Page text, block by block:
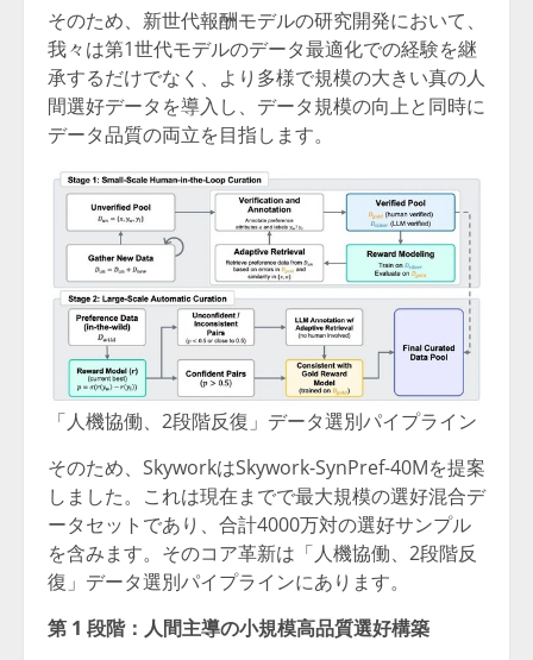
そのため、新世代報酬モデルの研究開発において、
我々は第1世代モデルのデータ最適化での経験を継
承するだけでなく、より多様で規模の大きい真の人
間選好データを導入し、データ規模の向上と同時に
データ品質の両立を目指します。
「人機協働、2段階反復」データ選別パイプライン
そのため、SkyworkはSkywork-SynPref-40Mを提案
しました。これは現在までで最大規模の選好混合デ
ータセットであり、合計4000万対の選好サンプル
を含みます。そのコア革新は「人機協働、2段階反
復」データ選別パイプラインにあります。
第 1 段階：人間主導の小規模高品質選好構築